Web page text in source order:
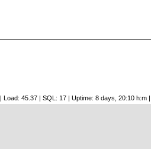
| Load: 45.37 | SQL: 17 | Uptime: 8 days, 20:10